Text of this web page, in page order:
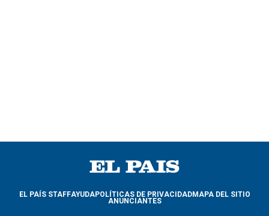
EL PAÍS STAFFAYUDAPOLÍTICAS DE PRIVACIDADMAPA DEL SITIO
ANUNCIANTES